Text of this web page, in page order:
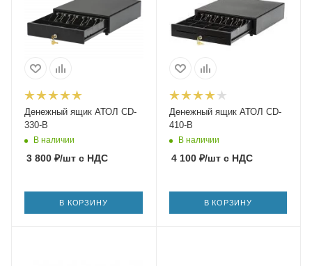
Денежный ящик АТОЛ CD-
330-B
В наличии
3 800 ₽/шт с НДС
В КОРЗИНУ
Денежный ящик АТОЛ CD-
410-B
В наличии
4 100₽/штс НДС
В КОРЗИНУ